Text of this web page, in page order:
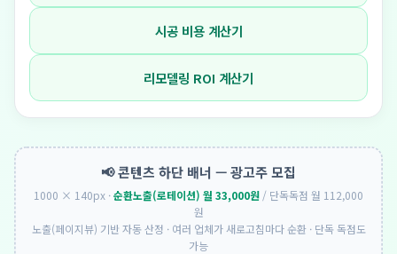
시공 비용 계산기
리모델링 ROI 계산기
📢 콘텐츠 하단 배너 — 광고주 모집
1000 × 140px ·순환노출(로테이션) 월 33,000원 / 단독독점 월 112,000
원
노출(페이지뷰) 기반 자동 산정 · 여러 업체가 새로고침마다 순환 · 단독 독점도
가능